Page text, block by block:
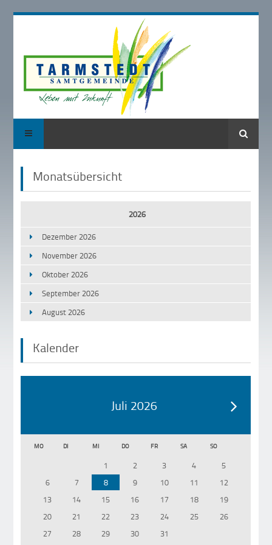
Suche
Monatsübersicht
2026
Dezember 2026
November 2026
Oktober 2026
September 2026
August 2026
Kalender
Juli 2026
MO DI MI DO FR SA SO
1 2 3 4
5
6
7 8 9 10 11
12
13
14 15 16 17 18
19
20
21 22 23 24 25
26
27
28 29 30 31